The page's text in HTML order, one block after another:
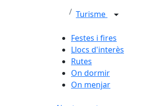
Turisme
Festes i fires
Llocs d'interès
Rutes
On dormir
On menjar